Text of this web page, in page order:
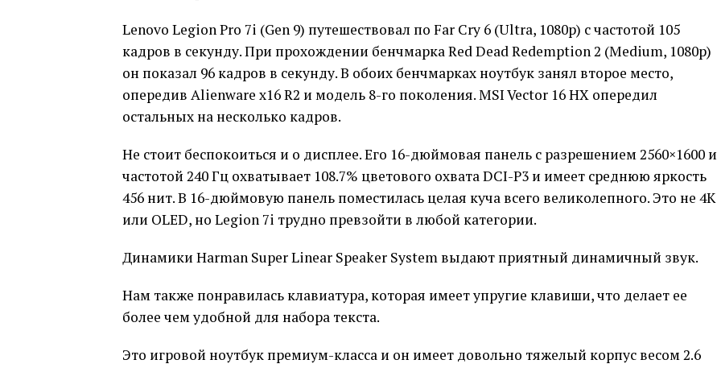
Lenovo Legion Pro 7i (Gen 9) путешествовал по Far Cry 6 (Ultra, 1080p) с частотой 105
кадров в секунду. При прохождении бенчмарка Red Dead Redemption 2 (Medium, 1080p)
он показал 96 кадров в секунду. В обоих бенчмарках ноутбук занял второе место,
опередив Alienware x16 R2 и модель 8-го поколения. MSI Vector 16 HX опередил
остальных на несколько кадров.
Не стоит беспокоиться и о дисплее. Его 16-дюймовая панель с разрешением 2560×1600 и
частотой 240 Гц охватывает 108.7% цветового охвата DCI-P3 и имеет среднюю яркость
456 нит. В 16-дюймовую панель поместилась целая куча всего великолепного. Это не 4K
или OLED, но Legion 7i трудно превзойти в любой категории.
Динамики Harman Super Linear Speaker System выдают приятный динамичный звук.
Нам также понравилась клавиатура, которая имеет упругие клавиши, что делает ее
более чем удобной для набора текста.
Это игровой ноутбук премиум-класса и он имеет довольно тяжелый корпус весом 2.6